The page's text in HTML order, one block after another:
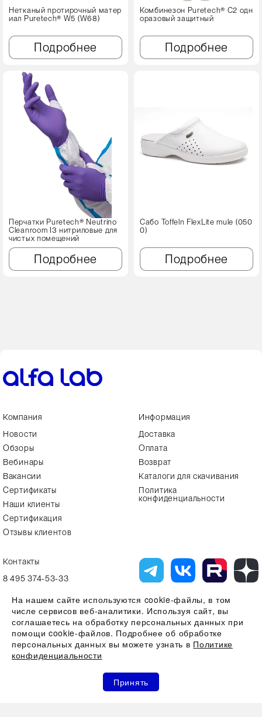
Избранное Сравнение
Нетканый протирочный матер
иал Puretech® W5 (W68)
Подробнее
Комбинезон Puretech® C2 одн
оразовый защитный
Подробнее
Перчатки Puretech® Neutrino
Cleanroom I3 нитриловые для
чистых помещений
Подробнее
Сабо Toffeln FlexLite mule (050
0)
Подробнее
Компания
Новости
Обзоры
Вебинары
Вакансии
Сертификаты
Наши клиенты
Сертификация
Отзывы клиентов
Информация
Доставка
Оплата
Возврат
Каталоги для скачивания
Политика
конфиденциальности
Контакты
8 495 374-53-33
Вся представленная на сайте информация, касающаяся технических
характеристик, наличия на складе, стоимости товаров, носит
информационный характер и ни при каких условиях не является
публичной офертой, определяемой положениями Статьи 437(2)
Гражданского кодекса РФ
Все права защищены 2026 © ООО "Компания Альфа-Лаб" ИНН
7731644966 | ОГРН 1107746123121
На нашем сайте используются cookie-файлы, в том
числе сервисов веб-аналитики. Используя сайт, вы
соглашаетесь на обработку персональных данных при
помощи cookie-файлов. Подробнее об обработке
персональных данных вы можете узнать в Политике
конфиденциальности
Принять